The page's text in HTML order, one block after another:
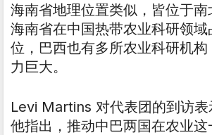
海南省地理位置类似，皆位于南
海南省在中国热带农业科研领
位，巴西也有多所农业科研机
力巨大。
Levi Martins 对代表团的到访表
他指出，推动中巴两国在农业